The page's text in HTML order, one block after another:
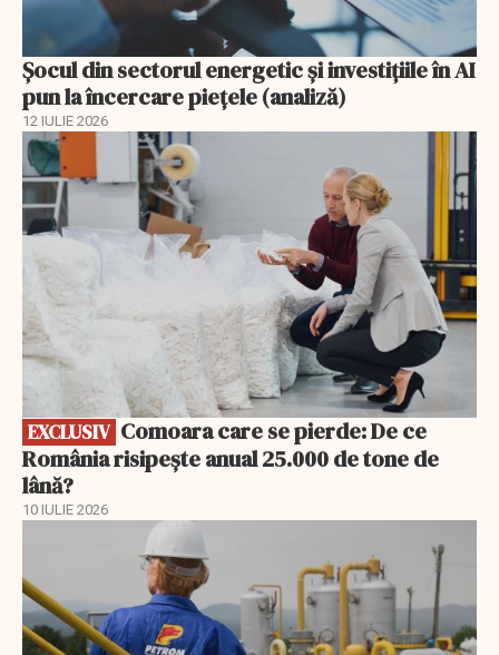
Șocul din sectorul energetic și investițiile în AI
pun la încercare piețele (analiză)
12 IULIE 2026
EXCLUSIV
EXCLUSIV
România risipește anual 25.000 de tone de
lână?
10 IULIE 2026